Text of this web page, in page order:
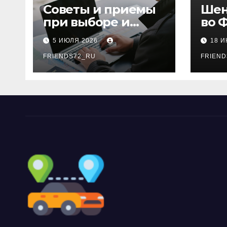
Советы и приемы
при выборе и
бронировании
авиабилетов
5 ИЮЛЯ 2026
FRIENDS72_RU
во
18